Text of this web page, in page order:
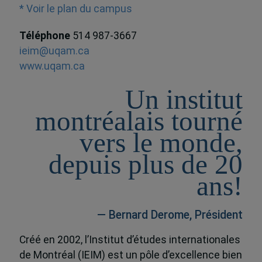
* Voir le plan du campus
Téléphone 514 987-3667
ieim@uqam.ca
www.uqam.ca
Un institut
montréalais tourné
vers le monde,
depuis plus de 20
ans!
— Bernard Derome, Président
Créé en 2002, l’Institut d’études internationales
de Montréal (IEIM) est un pôle d’excellence bien